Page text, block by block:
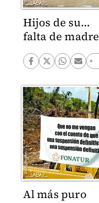
Hijos de su...
falta de madre
Al más puro